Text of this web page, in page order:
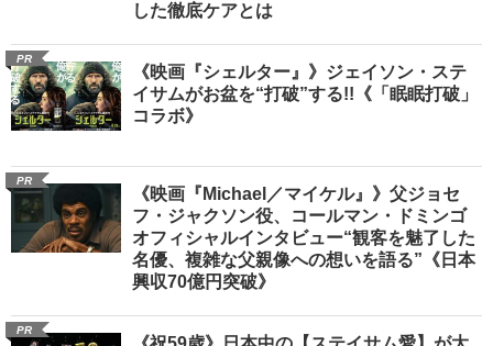
した徹底ケアとは
PR
《映画『シェルター』》ジェイソン・ステ
イサムがお盆を“打破”する!!《「眠眠打破」
コラボ》
PR
《映画『Michael／マイケル』》父ジョセ
フ・ジャクソン役、コールマン・ドミンゴ
オフィシャルインタビュー“観客を魅了した
名優、複雑な父親像への想いを語る”《日本
興収70億円突破》
PR